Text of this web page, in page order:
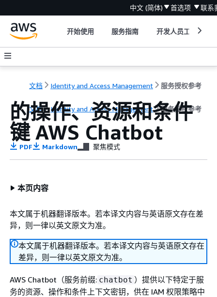
中文 (简体) 首选项 联系
开始使用 服务指南 开发人员工具
文档 Identity and Access Management 服务授权参考
文档 Identity and Access Management 服务授权参考
的操作、资源和条件
键 AWS Chatbot
PDF Markdown 聚焦模式
本页内容
本文属于机器翻译版本。若本译文内容与英语原文存在差
异，则一律以英文原文为准。
本文属于机器翻译版本。若本译文内容与英语原文存在
差异，则一律以英文原文为准。
AWS Chatbot（服务前缀: chatbot ）提供以下特定于服
务的资源、操作和条件上下文密钥，供在 IAM 权限策略中